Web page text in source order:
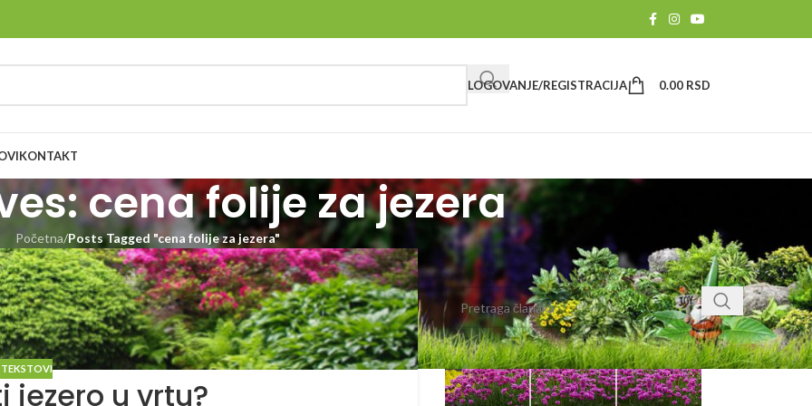
LOGOVANJE/REGISTRACIJA 0.00 RSD
KONTAKT
cena folije za jezera
Početna/Posts Tagged "cena folije za jezera"
TEKSTOVI
jezero u vrtu?
PRETRAGA